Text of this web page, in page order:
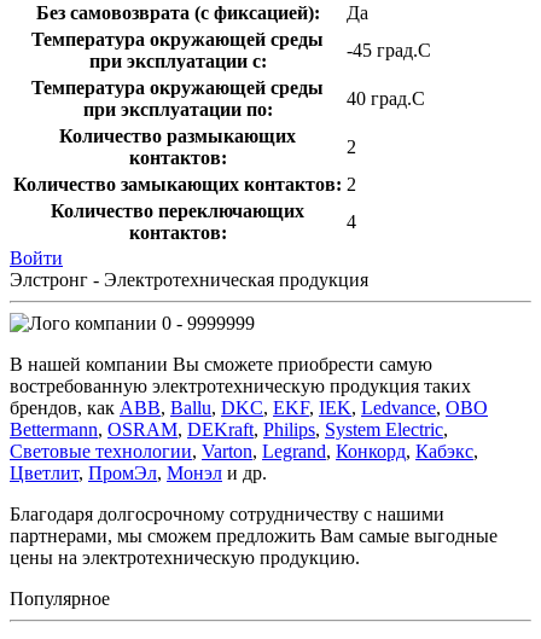
Без самовозврата (с фиксацией):
Да
Температура окружающей среды
при эксплуатации с:
-45 град.C
Температура окружающей cреды
при эксплуатации по:
40 град.C
Количество размыкающих
контактов:
2
Количество замыкающих контактов: 2
Количество переключающих
контактов:
4
Войти
Элстронг - Электротехническая продукция
0 - 9999999
В нашей компании Вы сможете приобрести самую
востребованную электротехническую продукция таких
брендов, как ABB, Ballu, DKC, EKF, IEK, Ledvance, OBO
Bettermann, OSRAM, DEKraft, Philips, System Electric,
Световые технологии, Varton, Legrand, Конкорд, Кабэкс,
Цветлит, ПромЭл, Монэл и др.
Благодаря долгосрочному сотрудничеству с нашими
партнерами, мы сможем предложить Вам самые выгодные
цены на электротехническую продукцию.
Популярное